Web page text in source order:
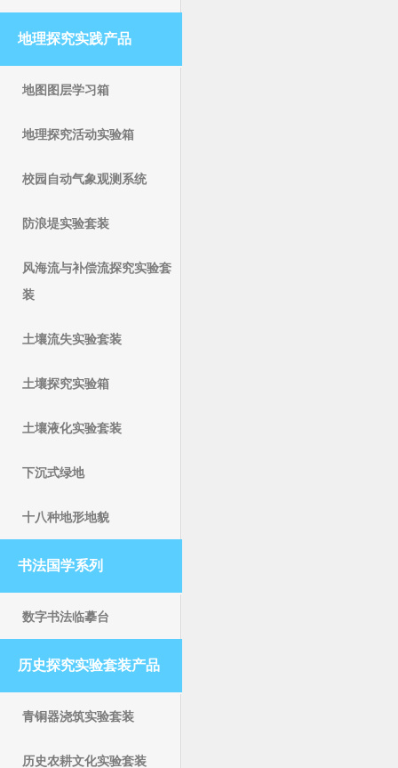
地理探究实践产品
地图图层学习箱
地理探究活动实验箱
校园自动气象观测系统
防浪堤实验套装
风海流与补偿流探究实验套
装
土壤流失实验套装
土壤探究实验箱
土壤液化实验套装
下沉式绿地
十八种地形地貌
书法国学系列
数字书法临摹台
历史探究实验套装产品
青铜器浇筑实验套装
历史农耕文化实验套装